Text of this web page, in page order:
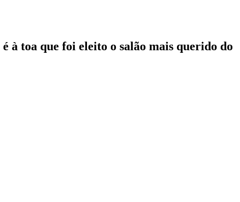
à toa que foi eleito o salão mais querido do